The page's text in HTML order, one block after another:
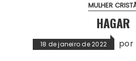
MULHER
HAGAR
18 de janeiro de 2022 por